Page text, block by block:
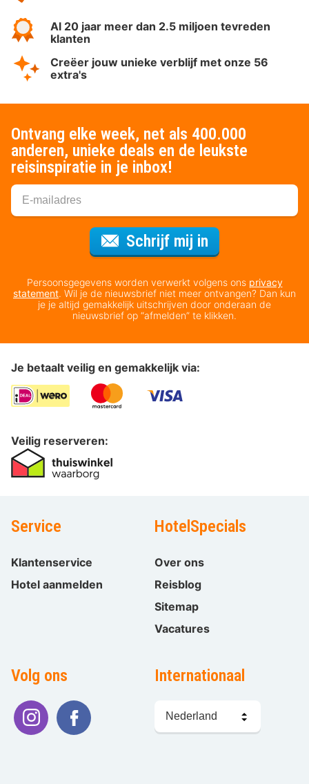
Al 20 jaar meer dan 2.5 miljoen tevreden
klanten
Creëer jouw unieke verblijf met onze 56
extra's
Ontvang elke week, net als 400.000
anderen, unieke deals en de leukste
reisinspiratie in je inbox!
Schrijf mij in
Persoonsgegevens worden verwerkt volgens ons privacy
statement. Wil je de nieuwsbrief niet meer ontvangen? Dan kun
je je altijd gemakkelijk uitschrijven door onderaan de
nieuwsbrief op “afmelden” te klikken.
Je betaalt veilig en gemakkelijk via:
Veilig reserveren:
Service
Klantenservice
Hotel aanmelden
HotelSpecials
Over ons
Reisblog
Sitemap
Vacatures
Volg ons Internationaal
kiezen